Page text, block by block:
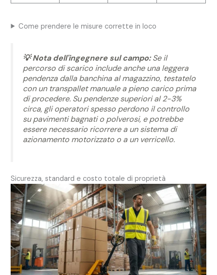
Come prendere le misure corrette in loco
💡 Nota dell'ingegnere sul campo:Se il
percorso di scarico include anche una leggera
pendenza dalla banchina al magazzino, testatelo
con un transpallet manuale a pieno carico prima
di procedere. Su pendenze superiori al 2-3%
circa, gli operatori spesso perdono il controllo
su pavimenti bagnati o polverosi, e potrebbe
essere necessario ricorrere a un sistema di
azionamento motorizzato o a un verricello.
Sicurezza, standard e costo totale di proprietà